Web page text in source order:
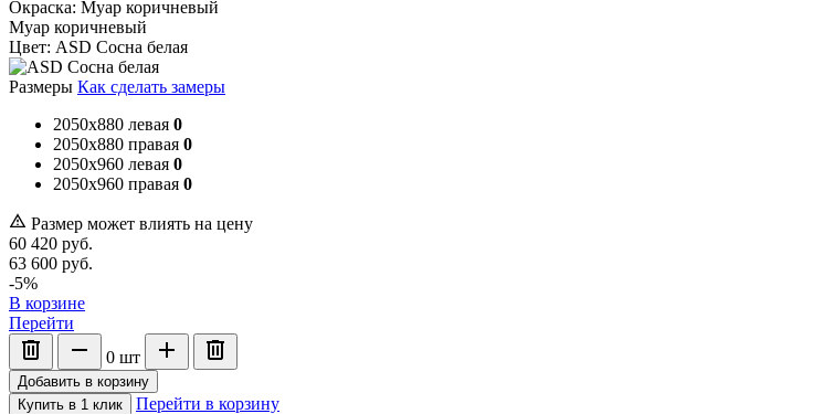
Окраска: Муар коричневый
Муар коричневый
Цвет: ASD Сосна белая
Размеры Как сделать замеры
2050x880 левая 0
2050x880 правая 0
2050x960 левая 0
2050x960 правая 0
Размер может влиять на цену
60 420 руб.
63 600 руб.
-5%
В корзине
Перейти
0 шт
Добавить в корзину
Купить в 1 клик
Перейти в корзину